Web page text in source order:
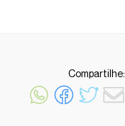
Compartilhe: